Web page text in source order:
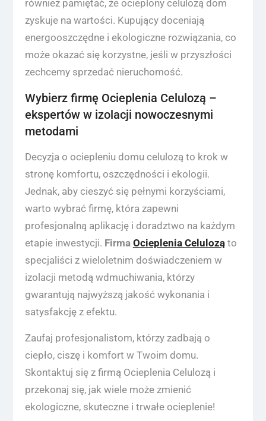
również pamiętać, że ocieplony celulozą dom
zyskuje na wartości. Kupujący doceniają
energooszczędne i ekologiczne rozwiązania, co
może okazać się korzystne, jeśli w przyszłości
zechcemy sprzedać nieruchomość.
Wybierz firmę Ocieplenia Celulozą –
ekspertów w izolacji nowoczesnymi
metodami
Decyzja o ociepleniu domu celulozą to krok w
stronę komfortu, oszczędności i ekologii.
Jednak, aby cieszyć się pełnymi korzyściami,
warto wybrać firmę, która zapewni
profesjonalną aplikację i doradztwo na każdym
etapie inwestycji. Firma Ocieplenia Celuloząto
specjaliści z wieloletnim doświadczeniem w
izolacji metodą wdmuchiwania, którzy
gwarantują najwyższą jakość wykonania i
satysfakcję z efektu.
Zaufaj profesjonalistom, którzy zadbają o
ciepło, ciszę i komfort w Twoim domu.
Skontaktuj się z firmą Ocieplenia Celulozą i
przekonaj się, jak wiele może zmienić
ekologiczne, skuteczne i trwałe ocieplenie!